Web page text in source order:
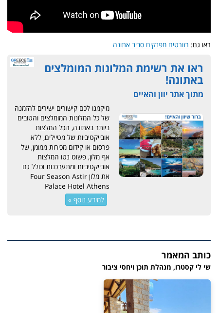
ראו גם: רזורטים מפנקים סביב אתונה
ראו את רשימת המלונות המומלצים
באתונה!
מתוך אתר יוון והאיים
מיקמנו לכם קישורים ישירים להזמנה
של כל המלונות המומלצים והטובים
ביותר באתונה, הכל המלצות
אובייקטיביות של מטיילים, ללא
פרסום או קידום מכירות ממומן, של
אף מלון, פשוט נטו המלצות
אובייקטיביות ומתעדכנות וכולל גם
את מלון Four Season Astir
Palace Hotel Athens
למידע נוסף »
כותב המאמר
שי לי קסטרו, מנהלת תוכן ויחסי ציבור